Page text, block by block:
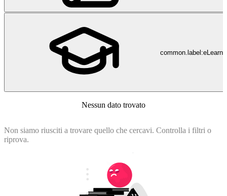
Nessun dato trovato
Non siamo riusciti a trovare quello che cercavi. Controlla i filtri o
riprova.